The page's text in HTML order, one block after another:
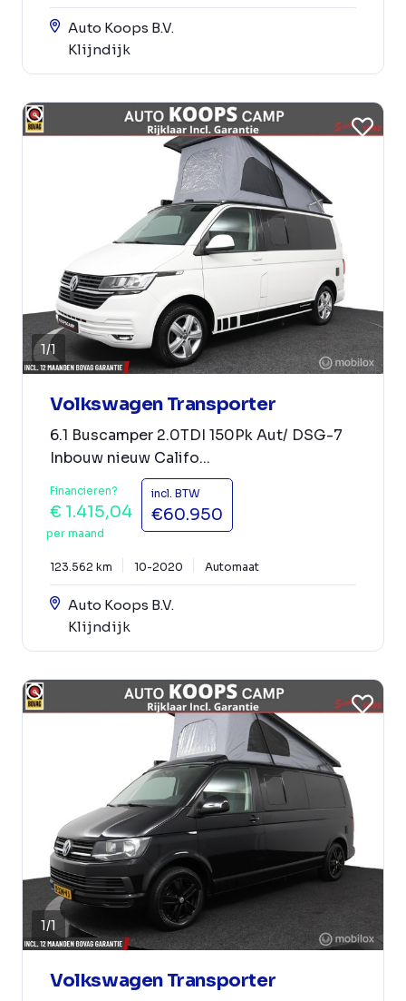
Auto Koops B.V.
Klijndijk
1/1
Volkswagen Transporter
6.1 Buscamper 2.0TDI 150Pk Aut/ DSG-7
Inbouw nieuw Califo...
Financieren?
€ 1.415,04
per maand
incl. BTW
€60.950
123.562 km 10-2020 Automaat
Auto Koops B.V.
Klijndijk
1/1
Volkswagen Transporter